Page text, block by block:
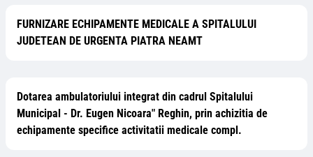
FURNIZARE ECHIPAMENTE MEDICALE A SPITALULUI
JUDETEAN DE URGENTA PIATRA NEAMT
Dotarea ambulatoriului integrat din cadrul Spitalului
Municipal - Dr. Eugen Nicoara" Reghin, prin achizitia de
echipamente specifice activitatii medicale compl.